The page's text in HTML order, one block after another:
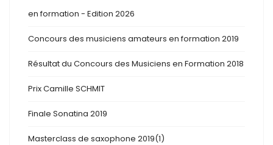
en formation - Edition 2026
Concours des musiciens amateurs en formation 2019
Résultat du Concours des Musiciens en Formation 2018
Prix Camille SCHMIT
Finale Sonatina 2019
Masterclass de saxophone 2019(1)